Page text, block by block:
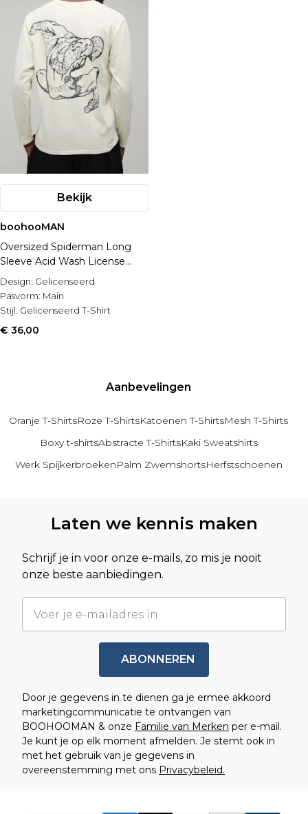
Bekijk
boohooMAN
Oversized Spiderman Long
Sleeve Acid Wash License
Print T-shirt
Design: Gelicenseerd
Pasvorm: Main
Stijl: Gelicenseerd T-Shirt
€ 36,00
Aanbevelingen
Oranje T-ShirtsRoze T-ShirtsKatoenen T-ShirtsMesh T-Shirts
Boxy t-shirtsAbstracte T-ShirtsKaki Sweatshirts
Werk SpijkerbroekenPalm ZwemshortsHerfstschoenen
Laten we kennis maken
Schrijf je in voor onze e-mails, zo mis je nooit
onze beste aanbiedingen.
ABONNEREN
Door je gegevens in te dienen ga je ermee akkoord
marketingcommunicatie te ontvangen van
BOOHOOMAN & onze Familie van Merken per e-mail.
Je kunt je op elk moment afmelden. Je stemt ook in
met het gebruik van je gegevens in
overeenstemming met ons Privacybeleid.